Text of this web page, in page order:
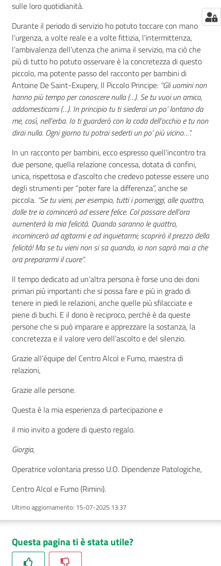
sulle loro quotidianità.
Durante il periodo di servizio ho potuto toccare con mano
l’urgenza, a volte reale e a volte fittizia, l’intermittenza,
l’ambivalenza dell’utenza che anima il servizio, ma ciò che
più di tutto ho potuto osservare è la concretezza di questo
piccolo, ma potente passo del racconto per bambini di
Antoine De Saint-Exupery, Il Piccolo Principe: “Gli uomini non
hanno più tempo per conoscere nulla (…). Se tu vuoi un amico,
addomesticami (…). In principio tu ti siederai un po’ lontano da
me, così, nell’erba. Io ti guarderò con la coda dell’occhio e tu non
dirai nulla. Ogni giorno tu potrai sederti un po’ più vicino…”.
In un racconto per bambini, ecco espresso quell’incontro tra
due persone, quella relazione concessa, dotata di confini,
unica, rispettosa e d’ascolto che credevo potesse essere uno
degli strumenti per “poter fare la differenza”, anche se
piccola. “Se tu vieni, per esempio, tutti i pomeriggi, alle quattro,
dalle tre io comincerò ad essere felice. Col passare dell’ora
aumenterà la mia felicità. Quando saranno le quattro,
incomincerò ad agitarmi e ad inquietarmi; scoprirò il prezzo della
felicità! Ma se tu vieni non si sa quando, io non saprò mai a che
ora prepararmi il cuore”.
Il tempo dedicato ad un’altra persona è forse uno dei doni
primari più importanti che si possa fare e più in grado di
tenere in piedi le relazioni, anche quelle più sfilacciate e
piene di buchi. E il dono è reciproco, perché è da queste
persone che si può imparare e apprezzare la sostanza, la
concretezza e il valore vero dell’ascolto e del silenzio.
Grazie all’équipe del Centro Alcol e Fumo, maestra di
relazioni,
Grazie alle persone.
Questa è la mia esperienza di partecipazione e
il mio invito a godere di questo regalo.
Giorgia,
Operatrice volontaria presso U.O. Dipendenze Patologiche,
Centro Alcol e Fumo (Rimini).
Ultimo aggiornamento: 15-07-2025 13:37
Questa pagina ti è stata utile?